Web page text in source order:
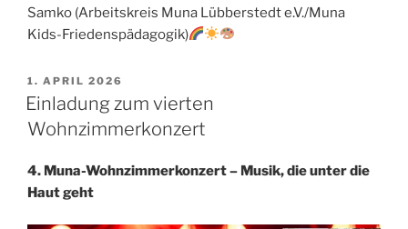
Samko (Arbeitskreis Muna Lübberstedt e.V./Muna
Kids-Friedenspädagogik)
VERÖFFENTLICHT
AM
1. APRIL 2026
Einladung zum vierten
Wohnzimmerkonzert
4. Muna-Wohnzimmerkonzert – Musik, die unter die
Haut geht